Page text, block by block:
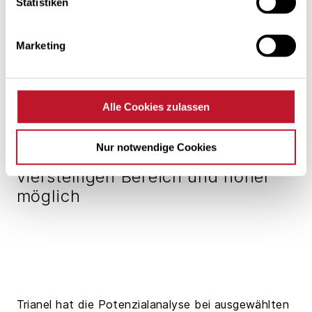
Marketing
Alle Cookies zulassen
Nur notwendige Cookies
Monatliche Gewinne im
vierstelligen Bereich und höher
möglich
Trianel hat die Potenzialanalyse bei ausgewählten